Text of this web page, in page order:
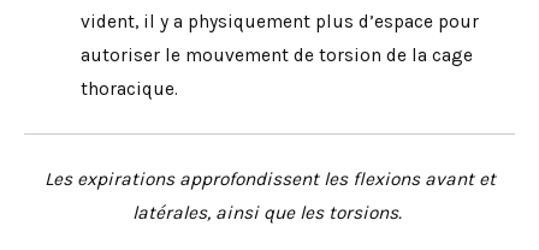
vident, il y a physiquement plus d’espace pour
autoriser le mouvement de torsion de la cage
thoracique.
Les expirations approfondissent les flexions avant et
latérales, ainsi que les torsions.